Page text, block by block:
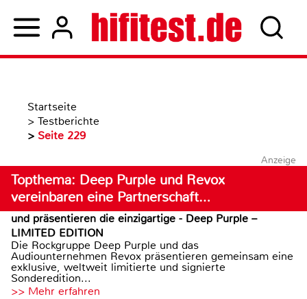
Startseite
> Testberichte
> Seite 229
Anzeige
Topthema: Deep Purple und Revox
vereinbaren eine Partnerschaft…
und präsentieren die einzigartige - Deep Purple –
LIMITED EDITION
Die Rockgruppe Deep Purple und das
Audiounternehmen Revox präsentieren gemeinsam eine
exklusive, weltweit limitierte und signierte
Sonderedition...
>> Mehr erfahren